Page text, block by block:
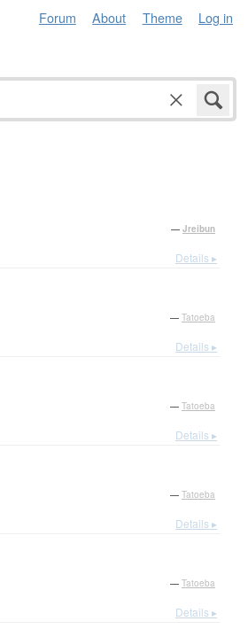
Forum About Theme Log in
— Jreibun
Details ▸
— Tatoeba
Details ▸
— Tatoeba
Details ▸
— Tatoeba
Details ▸
— Tatoeba
Details ▸